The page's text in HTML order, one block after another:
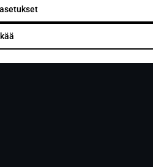
Övriga tider enligt